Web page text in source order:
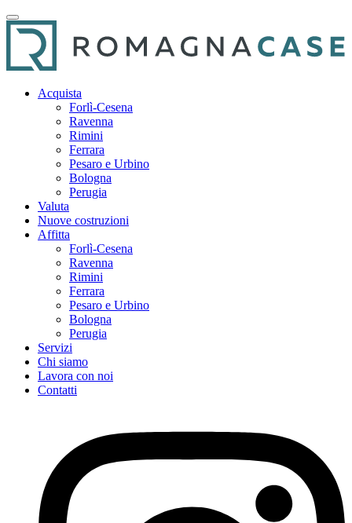
Acquista
Forlì-Cesena
Ravenna
Rimini
Ferrara
Pesaro e Urbino
Bologna
Perugia
Valuta
Nuove costruzioni
Affitta
Forlì-Cesena
Ravenna
Rimini
Ferrara
Pesaro e Urbino
Bologna
Perugia
Servizi
Chi siamo
Lavora con noi
Contatti